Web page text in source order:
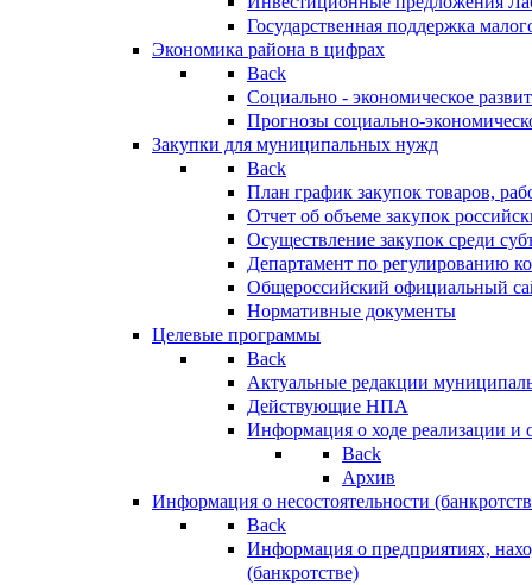
Государственная поддержка
Экономика района в цифрах
Back
Социально - экономическое
Прогнозы социально-
Закупки для муниципальных нужд
Back
План график закупок товаров,
Отчет об объеме закупок
Осуществление закупок среди
Департамент по регулированию
Общероссийский официальный
Нормативные документы
Целевые программы
Back
Актуальные редакции
Действующие НПА
Информация о ходе реализации
Back
Архив
Информация о несостоятельности
Back
Информация о предприятиях,
(банкротстве)